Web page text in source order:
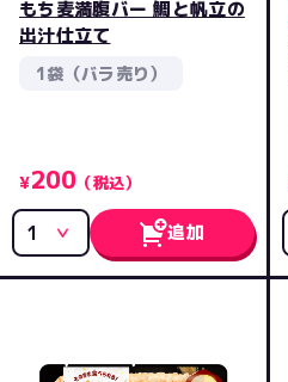
もち麦満腹バー 鯛と帆立の
出汁仕立て
1袋（バラ売り）
¥200 （税込）
追加